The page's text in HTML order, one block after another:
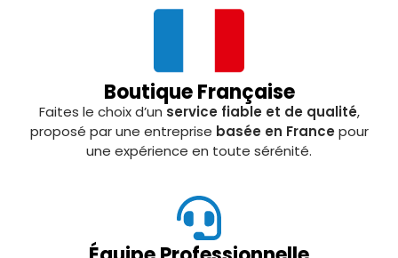
Boutique Française
Faites le choix d’un service fiable et de qualité,
proposé par une entreprise basée en Francepour
une expérience en toute sérénité.